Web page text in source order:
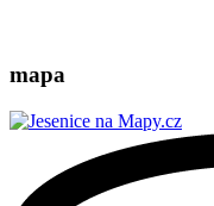
mapa